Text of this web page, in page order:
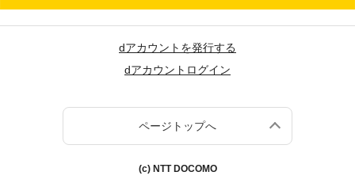
dアカウントを発行する
dアカウントログイン
ページトップへ
(c) NTT DOCOMO